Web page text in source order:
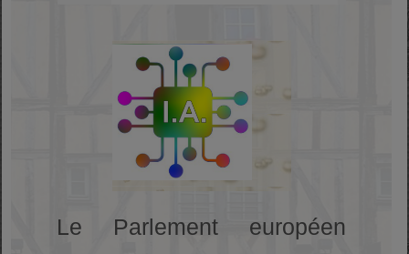
Le Parlement européen